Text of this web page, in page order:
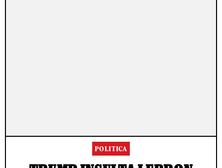
POLITICA